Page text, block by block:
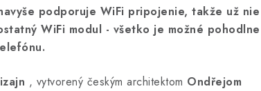
podporuje WiFi pripojenie, takže už nie
WiFi modul - všetko je možné pohodlne
, vytvorený českým architektom Ondřejom